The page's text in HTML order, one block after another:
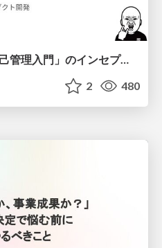
「エンジニアのための自己管理入門」のインセプションデッキ/Inception Deck of Self-Management beginner's guide book
2 480